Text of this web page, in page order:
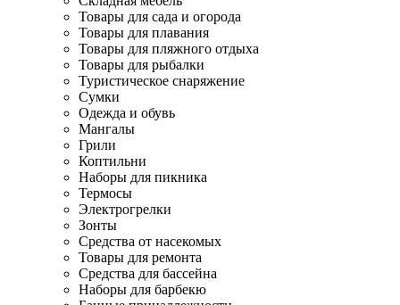
Товары для сада и огорода
Товары для плавания
Товары для пляжного отдыха
Товары для рыбалки
Туристическое снаряжение
Сумки
Одежда и обувь
Мангалы
Грили
Коптильни
Наборы для пикника
Термосы
Электрогрелки
Зонты
Средства от насекомых
Товары для ремонта
Средства для бассейна
Наборы для барбекю